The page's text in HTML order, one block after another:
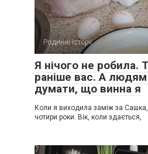
Родинні історії
Я нічого не робила.
раніше вас. А
думати, що винна я
Коли я виходила заміж за
чотири роки. Вік, коли здається,